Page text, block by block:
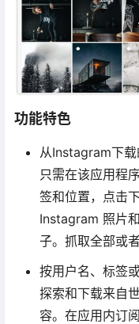
功能特色
从Instagram下
只需在该应用程
签和位置，点击
Instagram 照片
子。抓取全部或
按用户名、标签
探索和下载来自
容。在应用内订